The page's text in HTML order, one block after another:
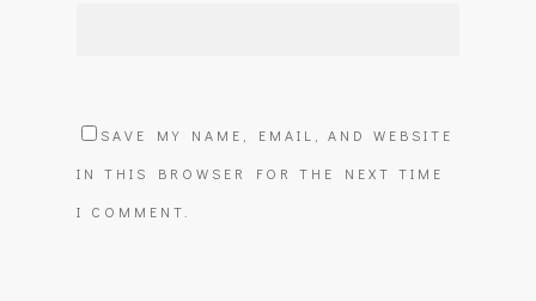
SAVE MY NAME, EMAIL, AND WEBSITE
IN THIS BROWSER FOR THE NEXT TIME
I COMMENT.